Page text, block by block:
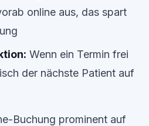
online aus, das spart
Wenn ein Termin frei
der nächste Patient auf
Buchung prominent auf